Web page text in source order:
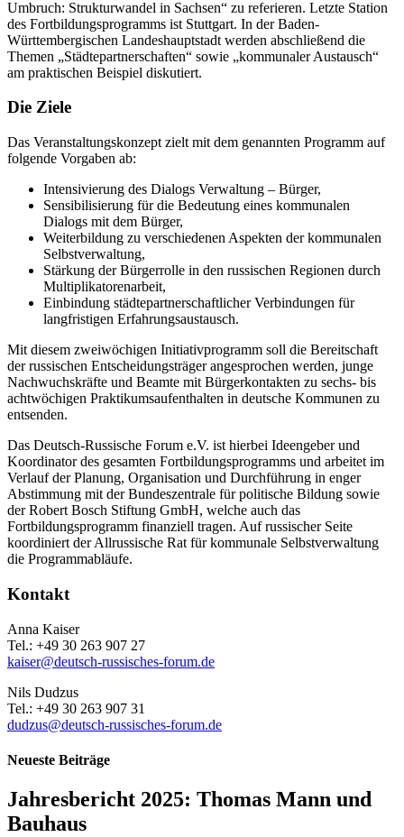
Umbruch: Strukturwandel in Sachsen“ zu referieren. Letzte Station
des Fortbildungsprogramms ist Stuttgart. In der Baden-
Württembergischen Landeshauptstadt werden abschließend die
Themen „Städtepartnerschaften“ sowie „kommunaler Austausch“
am praktischen Beispiel diskutiert.
Die Ziele
Das Veranstaltungskonzept zielt mit dem genannten Programm auf
folgende Vorgaben ab:
Intensivierung des Dialogs Verwaltung – Bürger,
Sensibilisierung für die Bedeutung eines kommunalen
Dialogs mit dem Bürger,
Weiterbildung zu verschiedenen Aspekten der kommunalen
Selbstverwaltung,
Stärkung der Bürgerrolle in den russischen Regionen durch
Multiplikatorenarbeit,
Einbindung städtepartnerschaftlicher Verbindungen für
langfristigen Erfahrungsaustausch.
Mit diesem zweiwöchigen Initiativprogramm soll die Bereitschaft
der russischen Entscheidungsträger angesprochen werden, junge
Nachwuchskräfte und Beamte mit Bürgerkontakten zu sechs- bis
achtwöchigen Praktikumsaufenthalten in deutsche Kommunen zu
entsenden.
Das Deutsch-Russische Forum e.V. ist hierbei Ideengeber und
Koordinator des gesamten Fortbildungsprogramms und arbeitet im
Verlauf der Planung, Organisation und Durchführung in enger
Abstimmung mit der Bundeszentrale für politische Bildung sowie
der Robert Bosch Stiftung GmbH, welche auch das
Fortbildungsprogramm finanziell tragen. Auf russischer Seite
koordiniert der Allrussische Rat für kommunale Selbstverwaltung
die Programmabläufe.
Kontakt
Anna Kaiser
Tel.: +49 30 263 907 27
kaiser@deutsch-russisches-forum.de
Nils Dudzus
Tel.: +49 30 263 907 31
dudzus@deutsch-russisches-forum.de
Neueste Beiträge
Jahresbericht 2025: Thomas Mann und
Bauhaus